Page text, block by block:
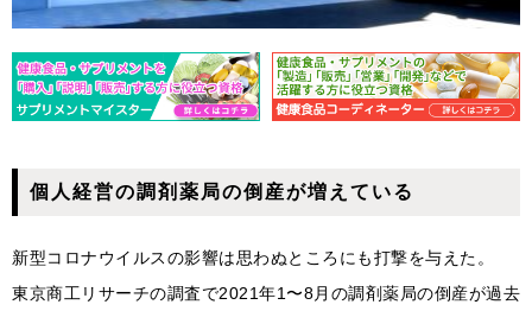
個人経営の調剤薬局の倒産が増えている
新型コロナウイルスの影響は思わぬところにも打撃を与えた。
東京商工リサーチの調査で2021年1〜8月の調剤薬局の倒産が過去